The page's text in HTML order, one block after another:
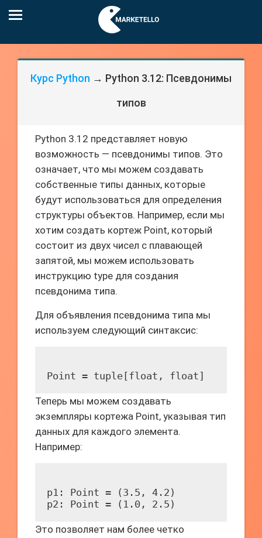
Курс Python → Python 3.12: Псевдонимы
типов
Python 3.12 представляет новую
возможность — псевдонимы типов. Это
означает, что мы можем создавать
собственные типы данных, которые
будут использоваться для определения
структуры объектов. Например, если мы
хотим создать кортеж Point, который
состоит из двух чисел с плавающей
запятой, мы можем использовать
инструкцию type для создания
псевдонима типа.
Для объявления псевдонима типа мы
используем следующий синтаксис:
Теперь мы можем создавать
экземпляры кортежа Point, указывая тип
данных для каждого элемента.
Например:
p1: Point = (3.5, 4.2)
Это позволяет нам более четко